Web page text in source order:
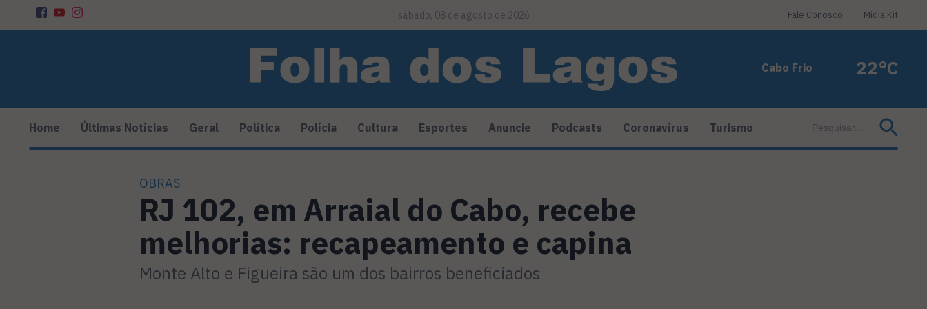
sábado, 08 de agosto de 2026 Fale Conosco Midia Kit
Cabo Frio 22°C
Home Últimas Notícias Geral Política Polícia Cultura Esportes Anuncie Podcasts Coronavírus Turismo
OBRAS
RJ 102, em Arraial do Cabo, recebe
melhorias: recapeamento e capina
Monte Alto e Figueira são um dos bairros beneficiados